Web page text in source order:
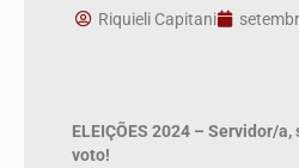
Riquieli Capitani
ELEIÇÕES 2024 – Servidor/
voto!